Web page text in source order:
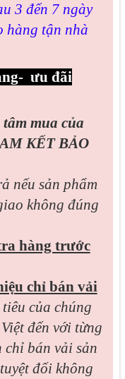
3 đến 7 ngày
hàng tận nhà
ưu đãi
mua của
KẾT BẢO
nếu sản phẩm
không đúng
hàng trước
chỉ bán vải
của chúng
đến với từng
chỉ bán vải sản
đối không